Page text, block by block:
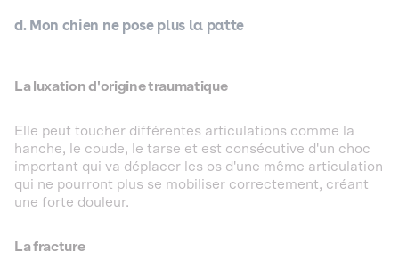
d. Mon chien ne pose plus la patte
La luxation d'origine traumatique
Elle peut toucher différentes articulations comme la
hanche, le coude, le tarse et est consécutive d'un choc
important qui va déplacer les os d'une même articulation
qui ne pourront plus se mobiliser correctement, créant
une forte douleur.
La fracture